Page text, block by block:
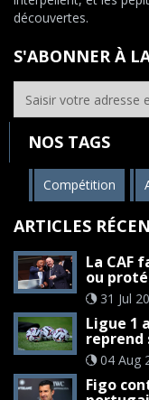
découvertes.
S'ABONNER À
NOS TAGS
Compétition
ARTICLES
La CAF
ou
31 Jul
Ligue 1
reprend
04 Aug
Figo